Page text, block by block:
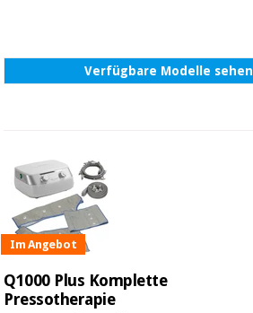
Verfügbare Modelle sehen
Im Angebot
Q1000 Plus Komplette
Pressotherapie